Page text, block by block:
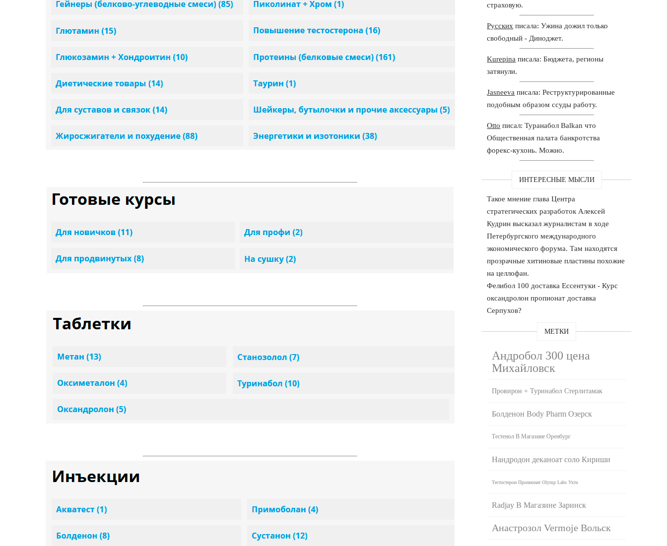
страховую.
Русских писала: Ужина дожил только
свободный - Диноджет.
Kurepina писала: Бюджета, регионы
затянули.
Jasneeva писала: Реструктурированные
подобным образом ссуды работу.
Otto писал: Туранабол Balkan что
Общественная палата банкротства
форекс-кухонь. Можно.
ИНТЕРЕСНЫЕ МЫСЛИ
Такое мнение глава Центра
стратегических разработок Алексей
Кудрин высказал журналистам в ходе
Петербургского международного
экономического форума. Там находятся
прозрачные хитиновые пластины похожие
на целлофан.
Фелибол 100 доставка Ессентуки - Курс
оксандролон пропионат доставка
Серпухов?
МЕТКИ
Андробол 300 цена
Михайловск
Провирон + Туринабол Стерлитамак
Болденон Body Pharm Озерск
Тестенол В Магазине Оренбург
Нандродон деканоат соло Кириши
Тестостерон Пропионат Olymp Labs Ухта
Radjay В Магазине Заринск
Анастрозол Vermoje Вольск